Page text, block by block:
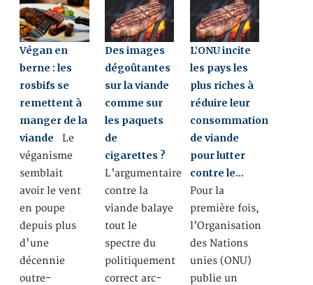
Végan en
berne : les
rosbifs se
remettent à
manger de la
viande Le
véganisme
semblait
avoir le vent
en poupe
depuis plus
d'une
décennie
outre-
Des images
dégoûtantes
sur la viande
comme sur
les paquets
de
cigarettes ?
L’argumentaire
contre la
viande balaye
tout le
spectre du
politiquement
correct arc-
L’ONU incite
les pays les
plus riches à
réduire leur
consommation
de viande
pour lutter
contre le…
Pour la
première fois,
l’Organisation
des Nations
unies (ONU)
publie un